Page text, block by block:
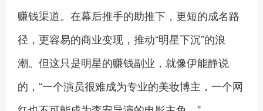
赚钱渠道。在幕后推手的助推下，更短的成名路
径，更容易的商业变现，推动“明星下沉”的浪
潮。但这只是明星的赚钱副业，就像伊能静说
的，“一个演员很难成为专业的美妆博主，一个网